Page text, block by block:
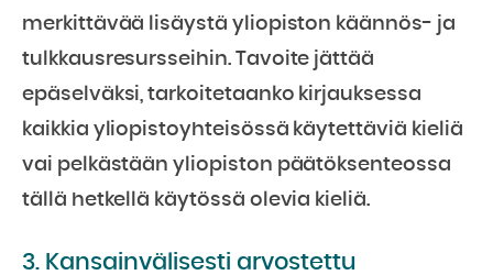
merkittävää lisäystä yliopiston käännös- ja
tulkkausresursseihin. Tavoite jättää
epäselväksi, tarkoitetaanko kirjauksessa
kaikkia yliopistoyhteisössä käytettäviä kieliä
vai pelkästään yliopiston päätöksenteossa
tällä hetkellä käytössä olevia kieliä.
3. Kansainvälisesti arvostettu